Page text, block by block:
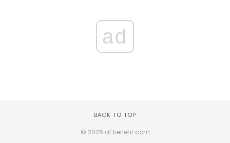
ad
BACK TO TOP
© 2026 af.tierient.com